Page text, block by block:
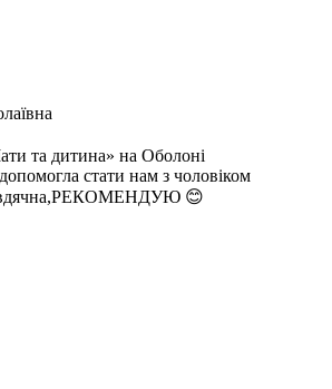
та дитина» на Оболоні
стати нам з чоловіком
вдячна,РЕКОМЕНДУЮ 😊